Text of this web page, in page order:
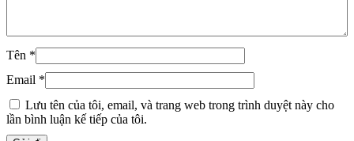
Tên *
Email *
Lưu tên của tôi, email, và trang web trong trình duyệt này cho
lần bình luận kế tiếp của tôi.